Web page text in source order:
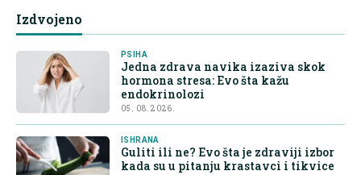
Izdvojeno
PSIHA
Jedna zdrava navika izaziva skok
hormona stresa: Evo šta kažu
endokrinolozi
05. 08. 2026.
ISHRANA
Guliti ili ne? Evo šta je zdraviji izbor
kada su u pitanju krastavci i tikvice